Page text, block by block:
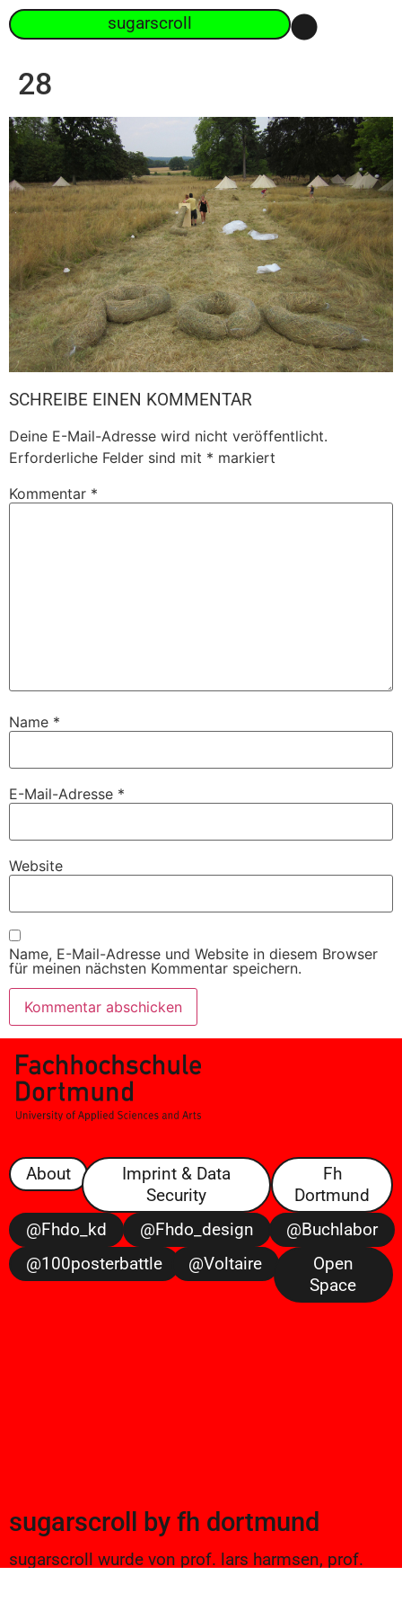
sugarscroll
28
SCHREIBE EINEN KOMMENTAR
Deine E-Mail-Adresse wird nicht veröffentlicht.
Erforderliche Felder sind mit * markiert
Kommentar *
Name *
E-Mail-Adresse *
Website
Name, E-Mail-Adresse und Website in diesem Browser
für meinen nächsten Kommentar speichern.
About
Imprint & Data
Security
Fh
Dortmund
@fhdo_kd
@fhdo_design
@buchlabor
@100posterbattle
@voltaire
Open
Space
sugarscroll by fh dortmund
sugarscroll wurde von prof. lars harmsen, prof.